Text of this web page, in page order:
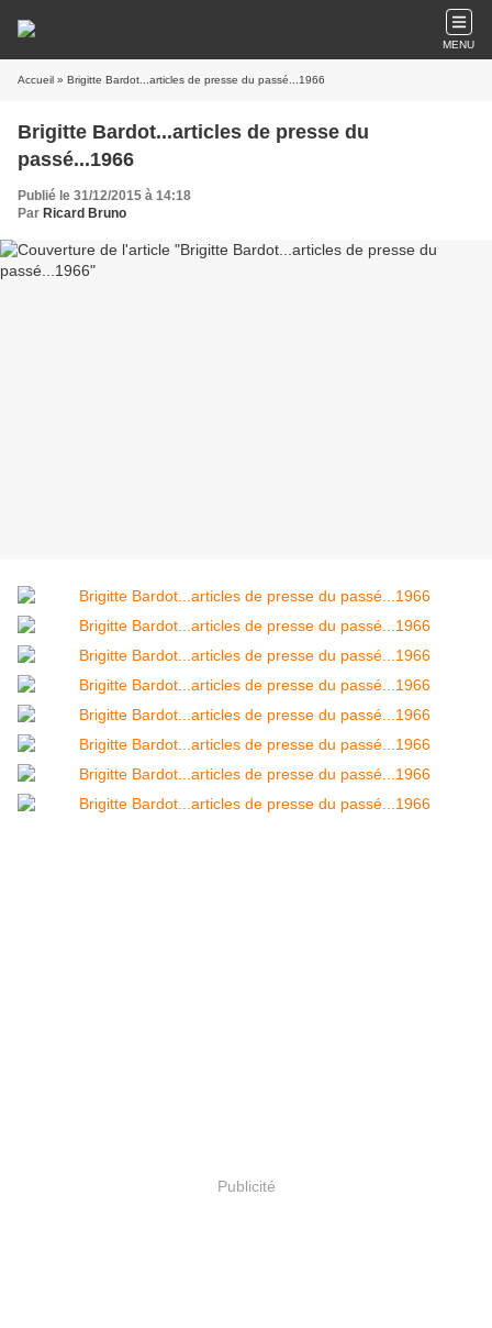
MENU
Accueil » Brigitte Bardot...articles de presse du passé...1966
Brigitte Bardot...articles de presse du
passé...1966
Publié le 31/12/2015 à 14:18
Par Ricard Bruno
Publicité